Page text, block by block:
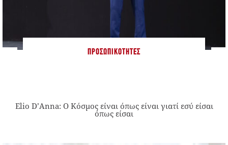
ΠΡΟΣΩΠΙΚΌΤΗΤΕΣ
Elio D’Anna: Ο Κόσμος είναι όπως είναι γιατί εσύ είσαι
όπως είσαι